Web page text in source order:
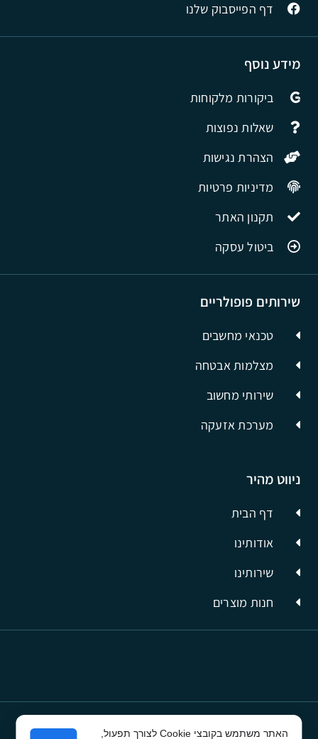
ניווט מהיר
דף הבית
אודותינו
שירותינו
חנות מוצרים
שירותים פופולריים
טכנאי מחשבים
מצלמות אבטחה
שירותי מחשוב
מערכת אזעקה
מידע נוסף
ביקורות מלקוחות
שאלות נפוצות
הצהרת נגישות
מדיניות פרטיות
תקנון האתר
ביטול עסקה
דף הפייסבוק שלנו
האתר משתמש בקובצי Cookie לצורך תפעול,